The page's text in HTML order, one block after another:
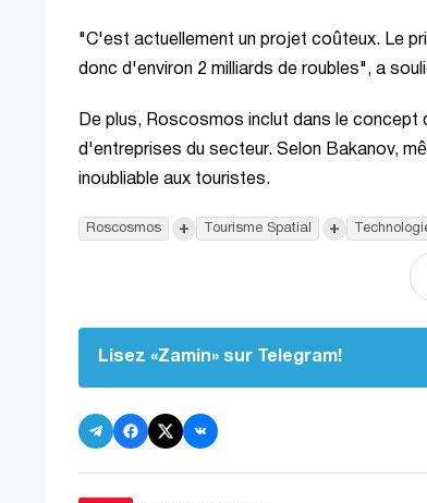
"C'est actuellement un projet coûteux. Le
donc d'environ 2 milliards de roubles", a
De plus, Roscosmos inclut dans le
d'entreprises du secteur. Selon Bakanov,
inoubliable aux touristes.
Roscosmos + Tourisme Spatial +
Lisez «Zamin» sur Telegram!